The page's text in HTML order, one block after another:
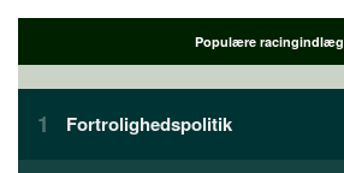
Populære racingindlæg
Fortrolighedspolitik